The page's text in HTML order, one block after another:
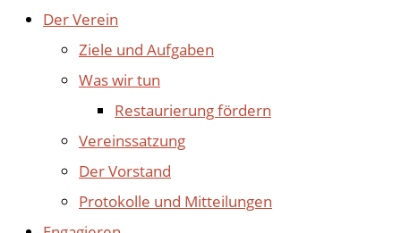
Der Verein
Ziele und Aufgaben
Was wir tun
Restaurierung fördern
Vereinssatzung
Der Vorstand
Protokolle und Mitteilungen